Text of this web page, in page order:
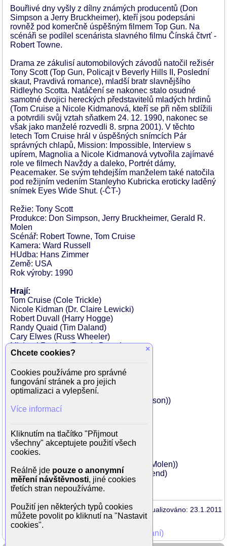
Bouřlivé dny vyšly z dílny známých producentů (Don
Simpson a Jerry Bruckheimer), kteří jsou podepsáni
rovněž pod komerčně úspěšným filmem Top Gun. Na
scénáři se podílel scenárista slavného filmu Čínská čtvrť -
Robert Towne.
Drama ze zákulisí automobilových závodů natočil režisér
Tony Scott (Top Gun, Policajt v Beverly Hills II, Poslední
skaut, Pravdivá romance), mladší bratr slavnějšího
Ridleyho Scotta. Natáčení se nakonec stalo osudné
samotné dvojici hereckých představitelů mladých hrdinů
(Tom Cruise a Nicole Kidmanová, kteří se při něm sblížili
a potvrdili svůj vztah sňatkem 24. 12. 1990, nakonec se
však jako manželé rozvedli 8. srpna 2001). V těchto
letech Tom Cruise hrál v úspěšných snímcích Pár
správných chlapů, Mission: Impossible, Interview s
upírem, Magnolia a Nicole Kidmanová vytvořila zajímavé
role ve filmech Navždy a daleko, Portrét dámy,
Peacemaker. Se svým tehdejším manželem také natočila
pod režijním vedením Stanleyho Kubricka eroticky laděný
snímek Eyes Wide Shut. (-ČT-)
Režie: Tony Scott
Produkce: Don Simpson, Jerry Bruckheimer, Gerald R.
Molen
Scénář: Robert Towne, Tom Cruise
Kamera: Ward Russell
HUdba: Hans Zimmer
Země: USA
Rok výroby: 1990
Hrají:
Tom Cruise (Cole Trickle)
Nicole Kidman (Dr. Claire Lewicki)
Robert Duvall (Harry Hogge)
Randy Quaid (Tim Daland)
Cary Elwes (Russ Wheeler)
Michael Rooker (Rowdy Burns)
Fred Dalton Thompson (Big John)
J.C. Quinn (Waddell)
Don Simpson (Aldo Bennedetti)
Caroline Williams (Jennie Burns)
Donna W. Scott (Darlene (as Donna Wilson))
Chris Ellis (Harlem Hoogerhyde)
Mike Slattery (Cole´s Crew)
John Griesemer (Len Dortort)
Barbara Garrick (Lauren Daland)
Gerald R. Molen (Dr. Wilhaire (as Jerry Molen))
Tania Coleridge (Russ Wheeler´s Girlfriend)
Alexandra Balahoutis (Autograph Fan)
Aktualizováno: 23.1.2011
Mohli jste vidět v TV (zobrazit starší vysílání)
×
Chcete cookies?
Cookies používáme pro správné
fungování stránek a pro jejich
optimalizaci a vylepšení.
Více informací
Kliknutím na tlačítko "Přijmout
všechny" akceptujete použití všech
cookies.
Reálně jde pouze o anonymní
měření návštěvnosti, jiné cookies
třetích stran nepoužíváme.
Použití jen některých typů cookies
můžete povolit po kliknutí na "Nastavit
cookies".